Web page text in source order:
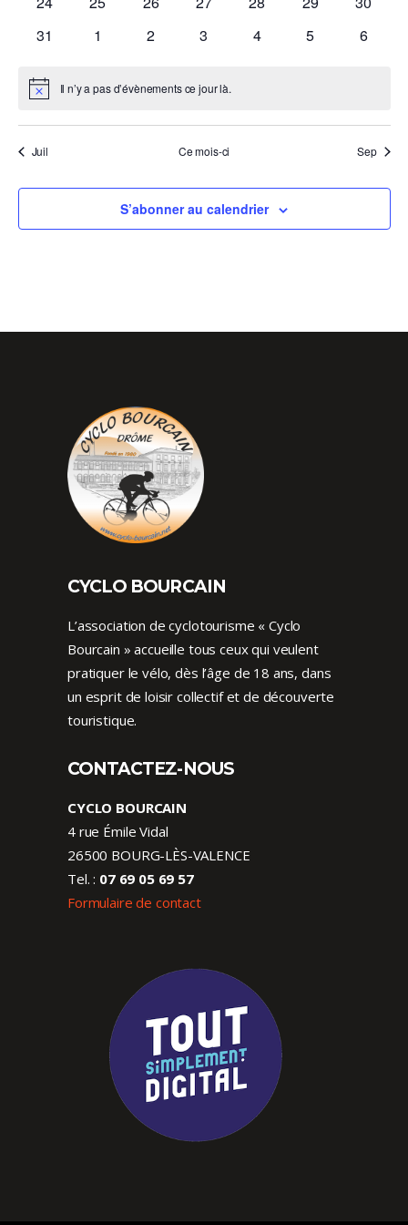
0
31
0
1
0
2
0
3
0
4
0
5
0
6
Notice Il n’y a pas d’évènements ce jour là.
Juil Ce mois-ci Sep
S’abonner au calendrier
CYCLO BOURCAIN
L’association de cyclotourisme « Cyclo
Bourcain » accueille tous ceux qui veulent
pratiquer le vélo, dès l’âge de 18 ans, dans
un esprit de loisir collectif et de découverte
touristique.
CONTACTEZ-NOUS
CYCLO BOURCAIN
4 rue Émile Vidal
26500 BOURG-LÈS-VALENCE
Tel. : 07 69 05 69 57
Formulaire de contact